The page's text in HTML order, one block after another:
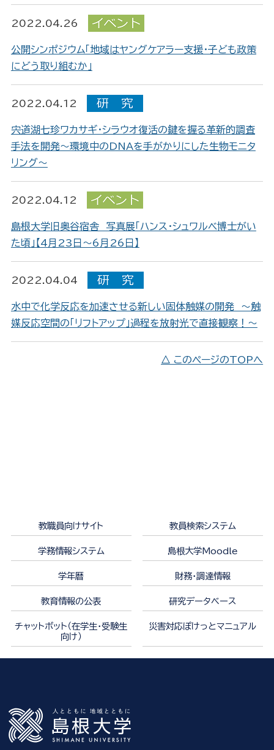
2022.04.26
公開シンポジウム「地域はヤングケアラー支援・子ども政策
にどう取り組むか」
2022.04.12
宍道湖七珍ワカサギ・シラウオ復活の鍵を握る革新的調査
手法を開発～環境中のDNAを手がかりにした生物モニタ
リング～
2022.04.12
島根大学旧奥谷宿舎 写真展「ハンス・シュワルベ博士がい
た頃」【4月23日～6月26日】
2022.04.04
水中で化学反応を加速させる新しい固体触媒の開発 ～触
媒反応空間の「リフトアップ」過程を放射光で直接観察！～
△ このページのTOPへ
教職員向けサイト 教員検索システム
学務情報システム 島根大学Moodle
学年暦 財務・調達情報
教育情報の公表 研究データベース
チャットボット（在学生・受験生
向け）
災害対応ぽけっとマニュアル